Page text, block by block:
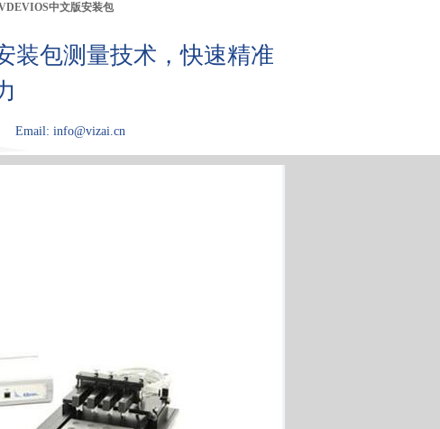
中文版安装包
包测量技术，快速精准
Email: info@vizai.cn
点 应用领域 关于Kibron 论文